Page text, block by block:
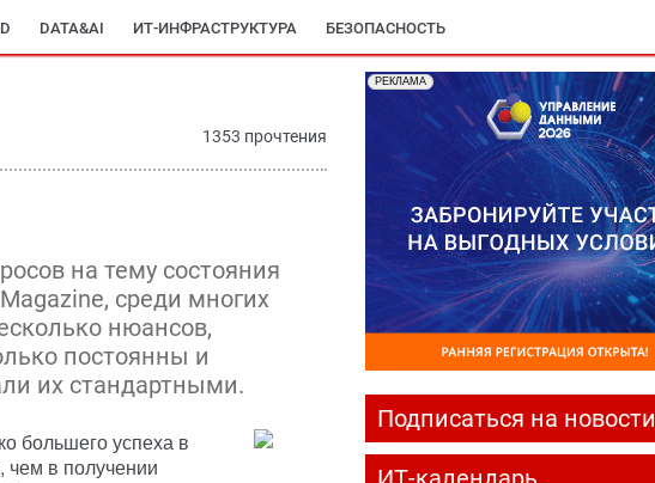
DATA&AI ИТ-ИНФРАСТРУКТУРА БЕЗОПАСНОСТЬ
1353 прочтения
на тему состояния
среди многих
нюансов,
постоянны и
их стандартными.
большего успеха в
чем в получении
РЕКЛАМА
Подписаться на новости